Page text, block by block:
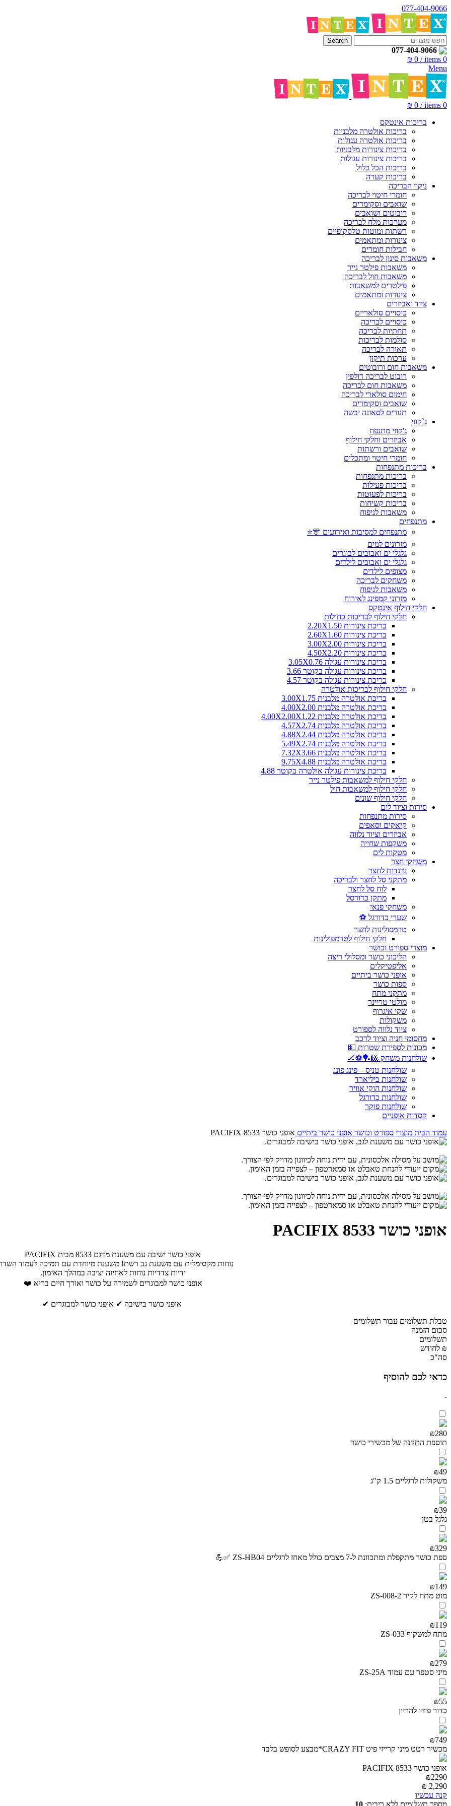
077-404-9066
Search
077-404-9066
0
items
/
₪ 0
Menu
0
items
/
₪ 0
בריכות אינטקס
בריכות אולטרה מלבניות
בריכות אולטרה עגולות
בריכות צינורות מלבניות
בריכות צינורות עגולות
בריכות הכל כלול
בריכות קערה
ניקוי הבריכה
חומרי חיטוי לבריכה
שואבים וסקימרים
רובוטים ושואבים
מערכות מלח לבריכה
רשתות ומוטות טלסקופיים
צינורות ומתאמים
חבילות חומרים
משאבות סינון לבריכה
משאבות פילטר נייר
משאבות חול לבריכה
פילטרים למשאבות
צינורות ומתאמים
ציוד ואביזרים
כיסויים סולאריים
כיסויים לבריכה
תחתיות לבריכה
סולמות לבריכות
תאורה לבריכה
ערכות תיקון
משאבות חום ורובוטים
רובוט לבריכה דולפין
משאבות חום לבריכה
חימום סולארי לבריכה
שואבים וסקימרים
תנורים לסאונה יבשה
ג`קוזי
ג'קוזי מתנפח
אביזרים וחלקי חילוף
שואבים ורשתות
חומרי חיטוי ומתכלים
בריכות מתנפחות
בריכות מתנפחות
בריכות פעילות
בריכות לפעוטות
בריכות קשיחות
משאבות לניפוח
מתנפחים
מתנפחים למסיבות ואירועים 🎊⭐
מזרונים למים
גלגלי ים ואבובים לבוגרים
גלגלי ים ואבובים לילדים
מצופים לילדים
משחקים לבריכה
משאבות לניפוח
מזרוני קמפינג לאירוח
חלקי חילוף אינטקס
חלקי חילוף לבריכות כחולות
בריכת צינורות 2.20X1.50
בריכת צינורות 2.60X1.60
בריכת צינורות 3.00X2.00
בריכת צינורות 4.50X2.20
בריכת צינורות עגולה 3.05X0.76
בריכת צינורות עגולה בקוטר 3.66
בריכת צינורות עגולה בקוטר 4.57
חלקי חילוף לבריכות אולטרה
בריכת אולטרה מלבנית 3.00X1.75
בריכת אולטרה מלבנית 4.00X2.00
בריכת אולטרה מלבנית 4.00X2.00X1.22
בריכת אולטרה מלבנית 4.57X2.74
בריכת אולטרה מלבנית 4.88X2.44
בריכת אולטרה מלבנית 5.49X2.74
בריכת אולטרה מלבנית 7.32X3.66
בריכת אולטרה מלבנית 9.75X4.88
בריכת צינורות עגולה אולטרה בקוטר 4.88
חלקי חילוף למשאבות פילטר נייר
חלקי חילוף למשאבות חול
חלקי חילוף שונים
סירות וציוד לים
סירות מתנפחות
קיאקים וסאפים
אביזרים וציוד נלווה
משקפות שחייה
מטקות לים
משחקי חצר
נדנדות לחצר
מתקני סל לחצר ולבריכה
לוח סל לחצר
מתקן כדורסל
משחקי פנאי
שערי כדורגל ⚽
טרמפולינות לחצר
חלקי חילוף לטרמפולינות
מוצרי ספורט וכושר
הליכוני כושר ומסלולי ריצה
אליפטיקלים
אופני כושר ביתיים
ספות כושר
מתקני מתח
מולטי טריינר
שקי איגרוף
משקולות
ציוד נלווה לספורט
מחסומי חניה וציוד לרכב
מכונות לספירת שטרות 💵
שולחנות משחק 🎱🏓⚽🏒
שולחנות טניס – פינג פונג
שולחנות ביליארד
שולחנות הוקי אוויר
שולחנות כדורגל
שולחנות פוקר
קסדות אופניים
עמוד הבית מוצרי ספורט וכושר אופני כושר ביתיים אופני כושר 8533 PACIFIX
אופני כושר 8533 PACIFIX
אופני כושר ישיבה עם משענת מדגם 8533 מבית PACIFIX
נוחות מקסימלית עם משענת גב רשת! משענת מיוחדת עם תמיכה לעמוד
ידיות צדדיות נוחות לאחיזה יציבה במהלך האימון.
אופני כושר למבוגרים לשמירה על כושר ואורך חיים בריא ❤️
אופני כושר בישיבה ✔ אופני כושר למבוגרים ✔
טבלת תשלומים עבור תשלומים
סכום הזמנה
תשלומים
₪ לחודש
סה"כ
כדאי לכם להוסיף
-
₪280
תוספת התקנה של מכשירי כושר
₪49
משקולות לרגליים 1.5 ק"ג
₪39
גלגל בטן
₪329
ספת כושר מתקפלת ומתכוונת ל-7 מצבים כולל מאחז לרגליים ZS-HB04 ✅💪
₪149
מוט מתח לקיר ZS-008-2
₪119
מתח למשקוף ZS-033
₪279
מיני סטפר עם עמוד ZS-25A
₪55
כדור פיזיו להריון
₪749
מכשיר רטט מיני קרייזי פיט CRAZY FIT*מבצע לסופש בלבד
אופני כושר 8533 PACIFIX
₪2290
₪ 2,290
קנה עכשיו